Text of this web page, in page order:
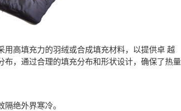
高填充力的羽绒或合成填充材料，以提供卓 越
，通过合理的填充分布和形状设计，确保了热量
绝外界寒冷。